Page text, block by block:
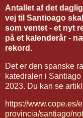
Antallet af det
vej til Santioago
som ventet - et nyt
på et kalenderår -
rekord.
Det er den spanske
katedralen i
2023. Du kan se
https://www.cope.es/
provincia/santiago/